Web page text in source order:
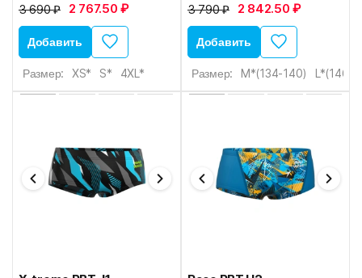
3 690 ₽ 2 767.50 ₽
Добавить
Размер: XS* S* 4XL*
3 790 ₽ 2 842.50 ₽
Добавить
Размер: M*(134-140) L*(146-